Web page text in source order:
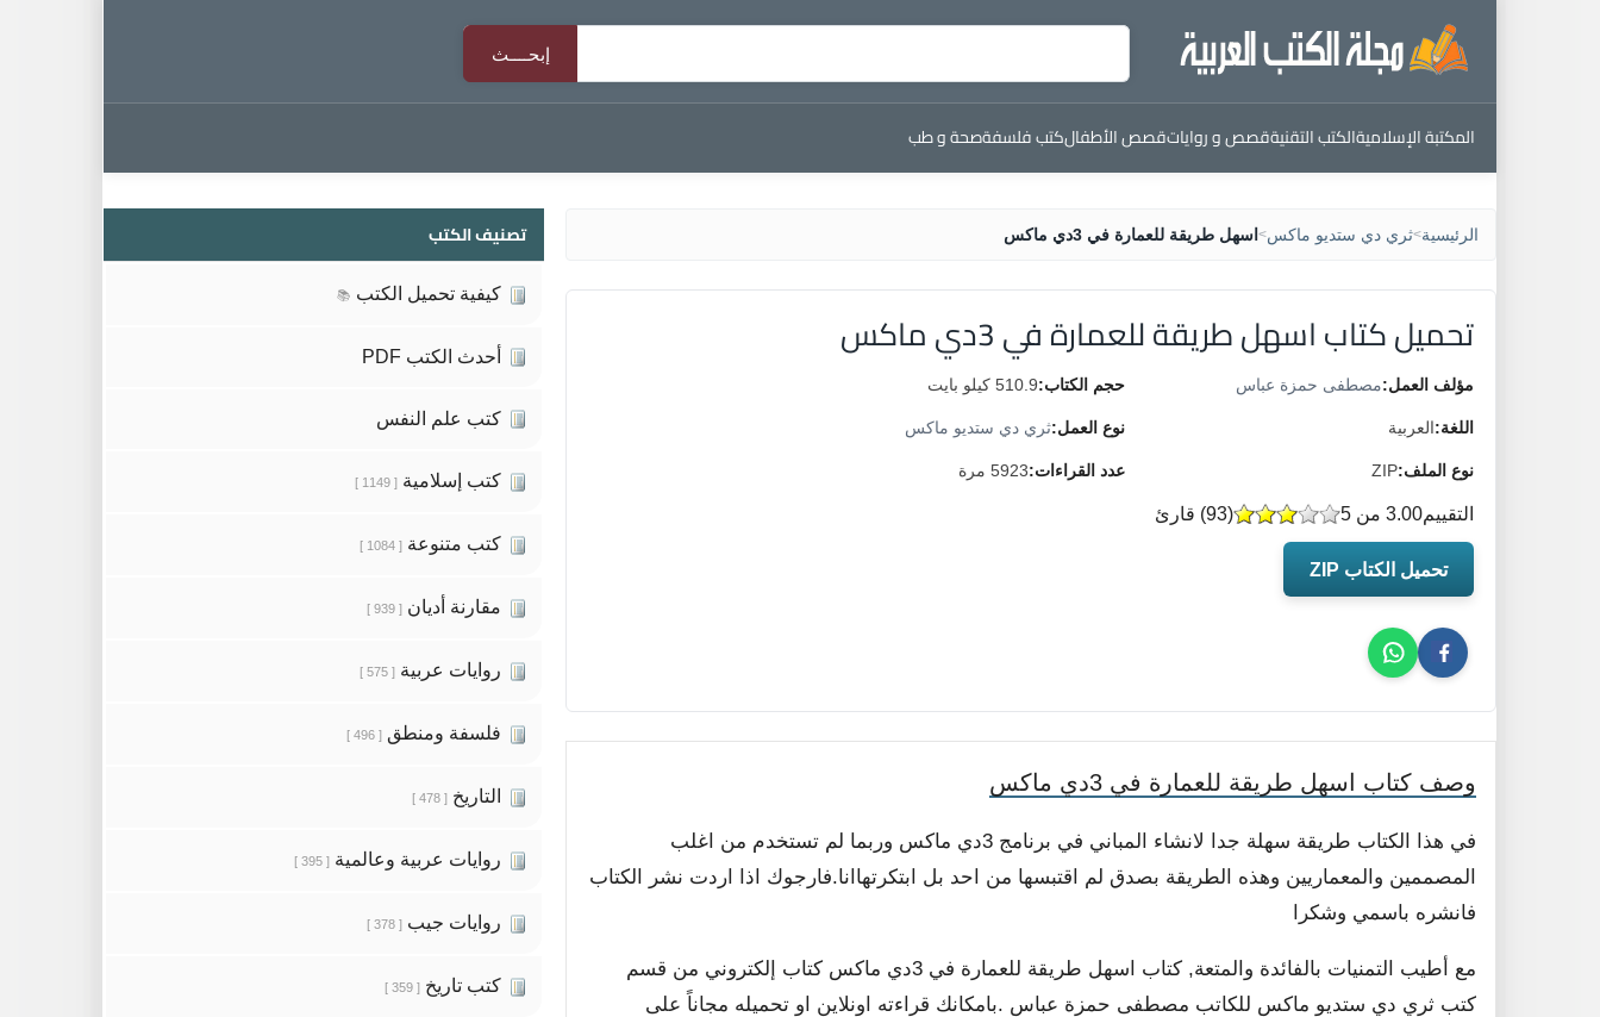
المكتبة الإسلاميةالكتب التقنيةقصص و رواياتقصص الأطفالكتب فلسفةصحة و طب
الرئيسية>ثري دي ستديو ماكس> اسهل طريقة للعمارة في 3دي ماكس
تحميل كتاب اسهل طريقة للعمارة في 3دي ماكس
مؤلف العمل:مصطفى حمزة عباس حجم الكتاب:510.9 كيلو بايت
اللغة:العربية نوع العمل:ثري دي ستديو ماكس
نوع الملف:ZIP عدد القراءات:5923 مرة
التقييم (
93) قارئ 3.00 من 5
تحميل الكتاب ZIP
وصف كتاب اسهل طريقة للعمارة في 3دي ماكس
في هذا الكتاب طريقة سهلة جدا لانشاء المباني في برنامج 3دي ماكس وربما لم تستخدم من اغلب
المصممين والمعماريين وهذه الطريقة بصدق لم اقتبسها من احد بل ابتكرتهاانا.فارجوك اذا اردت نشر الكتاب
فانشره باسمي وشكرا
مع أطيب التمنيات بالفائدة والمتعة, كتاب اسهل طريقة للعمارة في 3دي ماكس كتاب إلكتروني من قسم
كتب ثري دي ستديو ماكس للكاتب مصطفى حمزة عباس .بامكانك قراءته اونلاين او تحميله مجاناً على
تصنيف الكتب
كيفية تحميل الكتب 📚
أحدث الكتب PDF
كتب علم النفس
كتب إسلامية [ 1149 ]
كتب متنوعة [ 1084 ]
مقارنة أديان [ 939 ]
روايات عربية [ 575 ]
فلسفة ومنطق [ 496 ]
التاريخ [ 478 ]
روايات عربية وعالمية [ 395 ]
روايات جيب [ 378 ]
كتب تاريخ [ 359 ]